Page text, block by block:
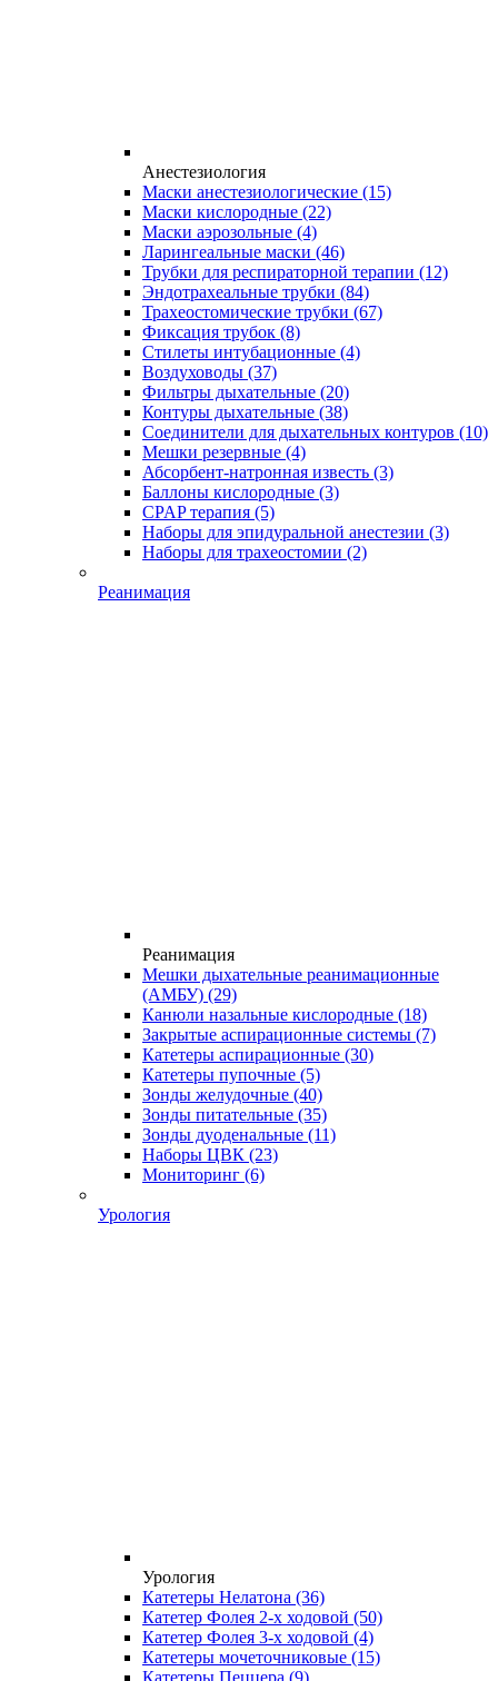
Анестезиология
Маски анестезиологические (15)
Маски кислородные (22)
Маски аэрозольные (4)
Ларингеальные маски (46)
Трубки для респираторной терапии (12)
Эндотрахеальные трубки (84)
Трахеостомические трубки (67)
Фиксация трубок (8)
Стилеты интубационные (4)
Воздуховоды (37)
Фильтры дыхательные (20)
Контуры дыхательные (38)
Соединители для дыхательных контуров (10)
Мешки резервные (4)
Абсорбент-натронная известь (3)
Баллоны кислородные (3)
CPAP терапия (5)
Наборы для эпидуральной анестезии (3)
Наборы для трахеостомии (2)
Реанимация
Реанимация
Мешки дыхательные реанимационные
(АМБУ) (29)
Канюли назальные кислородные (18)
Закрытые аспирационные системы (7)
Катетеры аспирационные (30)
Катетеры пупочные (5)
Зонды желудочные (40)
Зонды питательные (35)
Зонды дуоденальные (11)
Наборы ЦВК (23)
Мониторинг (6)
Урология
Урология
Катетеры Нелатона (36)
Катетер Фолея 2-х ходовой (50)
Катетер Фолея 3-х ходовой (4)
Катетеры мочеточниковые (15)
Катетеры Пеццера (9)